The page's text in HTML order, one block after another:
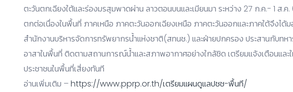
ตะวันตกเฉียงใต้และร่องมรสุมพาดผ่าน ลาวตอนบนและเมียนมา ระหว่าง 27 ก.ค.- 1 ส.
ตกต่อเนื่องในพื้นที่ ภาคเหนือ ภาคตะวันออกเฉียงเหนือ ภาคตะวันออกและภาคใต้จึงได้ม
สำนักงานบริหารจัดการทรัพยากรน้ำแห่งชาติ(สทนช.) และฝ่ายปกครอง ประสานกับทหา
อาสาในพื้นที่ ติดตามสถานการณ์น้ำและสภาพอากาศอย่างใกล้ชิด เตรียมแจ้งเตือนและ
ประชาชนในพื้นที่เสี่ยงทันที
อ่านเพิ่มเติม –https://www.pprp.or.th/เตรียมแผนดูแลปชช-พื้นที/